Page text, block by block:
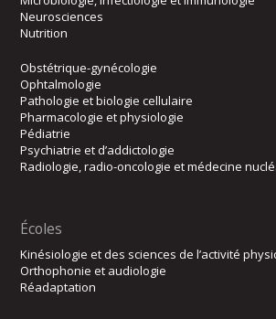
Neurosciences
Nutrition
Obstétrique-gynécologie
Ophtalmologie
Pathologie et biologie cellulaire
Pharmacologie et physiologie
Pédiatrie
Psychiatrie et d’addictologie
Radiologie, radio-oncologie et médecine
Écoles
Kinésiologie et des sciences de l’activité
Orthophonie et audiologie
Réadaptation